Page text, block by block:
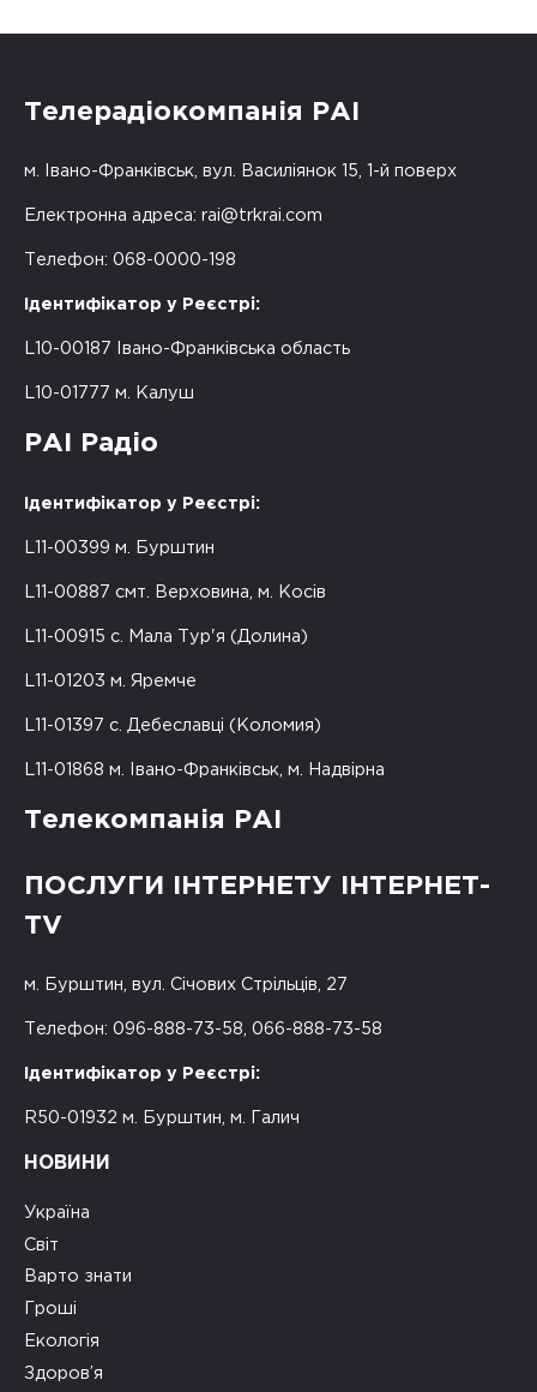
Телерадіокомпанія РАІ
м. Івано-Франківськ, вул. Василіянок 15, 1-й поверх
Електронна адреса: rai@trkrai.com
Телефон: 068-0000-198
Ідентифікатор у Реєстрі:
L10-00187 Івано-Франківська область
L10-01777 м. Калуш
РАІ Радіо
Ідентифікатор у Реєстрі:
L11-00399 м. Бурштин
L11-00887 смт. Верховина, м. Косів
L11-00915 с. Мала Тур'я (Долина)
L11-01203 м. Яремче
L11-01397 с. Дебеславці (Коломия)
L11-01868 м. Івано-Франківськ, м. Надвірна
Телекомпанія РАІ
ПОСЛУГИ ІНТЕРНЕТУ ІНТЕРНЕТ-
TV
м. Бурштин, вул. Січових Стрільців, 27
Телефон: 096-888-73-58, 066-888-73-58
Ідентифікатор у Реєстрі:
R50-01932 м. Бурштин, м. Галич
НОВИНИ
Україна
Світ
Варто знати
Гроші
Екологія
Здоров’я